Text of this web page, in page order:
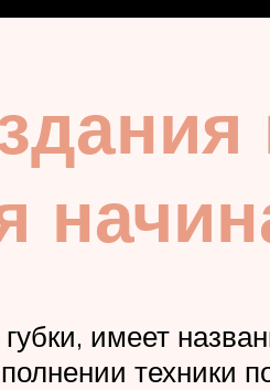
имеет
техники